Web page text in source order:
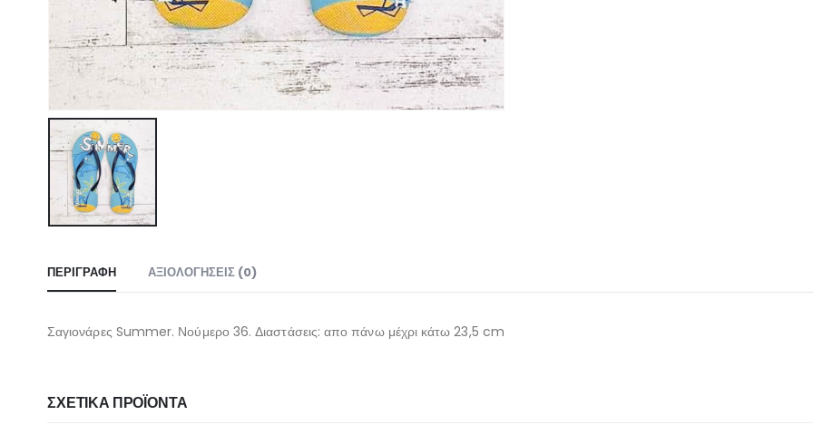
ΠΕΡΙΓΡΑΦΉ ΑΞΙΟΛΟΓΉΣΕΙΣ (0)
Σαγιονάρες Summer. Νούμερο 36. Διαστάσεις: απο πάνω μέχρι κάτω 23,5 cm
ΣΧΕΤΙΚΆ ΠΡΟΪΌΝΤΑ